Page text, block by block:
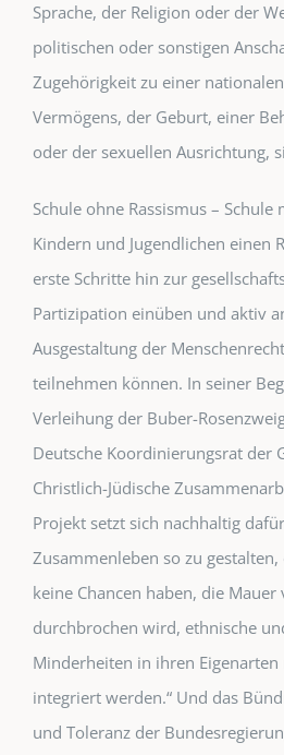
Sprache, der Religion oder der
politischen oder sonstigen
Zugehörigkeit zu einer
Vermögens, der Geburt, einer
oder der sexuellen Ausrichtung,
Schule ohne Rassismus –
Kindern und Jugendlichen einen
erste Schritte hin zur
Partizipation einüben und aktiv
Ausgestaltung der
teilnehmen können. In seiner
Verleihung der Buber-
Deutsche Koordinierungsrat der
Christlich-Jüdische
Projekt setzt sich nachhaltig
Zusammenleben so zu
keine Chancen haben, die
durchbrochen wird, ethnische
Minderheiten in ihren
integriert werden.“ Und das
und Toleranz der